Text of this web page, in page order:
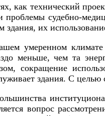
как технический
судебно-
их
умеренном
меньше, чем та
сокращение
здания. С
вопрос